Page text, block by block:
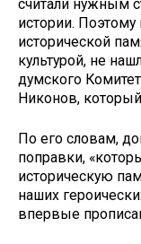
считали нужным
истории.
исторической
культурой, не
думского
Никонов,
По его словам,
поправки,
историческую
наших
впервые